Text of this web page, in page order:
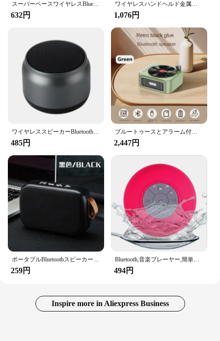
スーパーベースワイヤレスBluetoothスピーカー,携帯電話,ナイト,カラフル,コンピューター,tfカードギフト,Bluetoothオーディオ,5.3,new,1202
632円
ワイヤレスハンドヘルド金属スピーカー,Bluetooth,振動ステレオサウンド,デジタルオーディオ,送料無料
1,076円
ワイヤレススピーカーBluetoothポータブル屋外スポーツオーディオステレオサポート携帯電話サブウーファーミニポータブルスピーカー
485円
ブルートゥースとアラーム付きのレトロなビニールスピーカー,小型のポータブルオーディオ,家庭用スマートステレオ,高品質,新しい2022
2,447円
ポータブルBluetoothスピーカー,ワイヤレス接続,アウトドアスポーツ,ステレオオーディオ,Tfカードサポート,携帯電話,ユニバーサル
259円
Bluetooth,音楽プレーヤー,簡単なアクセス制御,オーディオ,オフィス,車,家庭用,シャワー用の防水ワイヤレススピーカーフォン
494円
Inspire more in Aliexpress Business